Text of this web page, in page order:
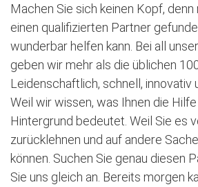
Machen Sie sich keinen Kopf, denn
einen qualifizierten Partner
wunderbar helfen kann. Bei all
geben wir mehr als die üblichen
Leidenschaftlich, schnell, innovativ
Weil wir wissen, was Ihnen die
Hintergrund bedeutet. Weil Sie es
zurücklehnen und auf andere
können. Suchen Sie genau diesen
Sie uns gleich an. Bereits morgen